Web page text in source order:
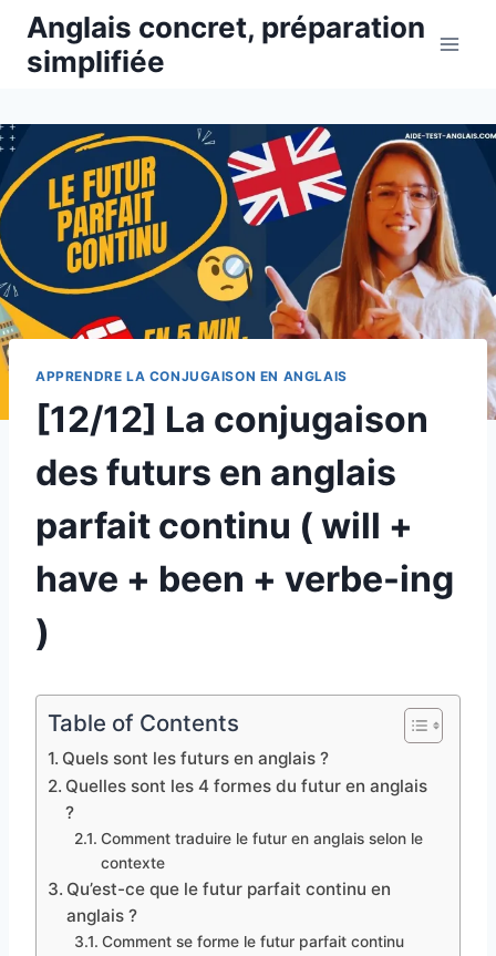
Aller
contenu
Anglais concret, préparation
simplifiée
APPRENDRE LA CONJUGAISON EN ANGLAIS
[12/12] La conjugaison
des futurs en anglais
parfait continu ( will +
have + been + verbe-ing
)
Table of Contents
Quels sont les futurs en anglais ?
Quelles sont les 4 formes du futur en anglais
?
Comment traduire le futur en anglais selon le
contexte
Qu’est-ce que le futur parfait continu en
anglais ?
Comment se forme le futur parfait continu